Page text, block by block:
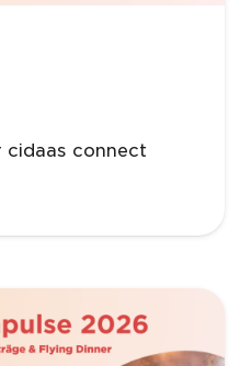
cidaas connect